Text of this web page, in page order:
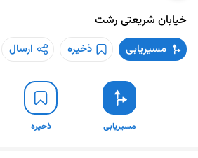
خیابان شریعتی رشت
مسیریابی ذخیره ارسال
مسیریابی ذخیره